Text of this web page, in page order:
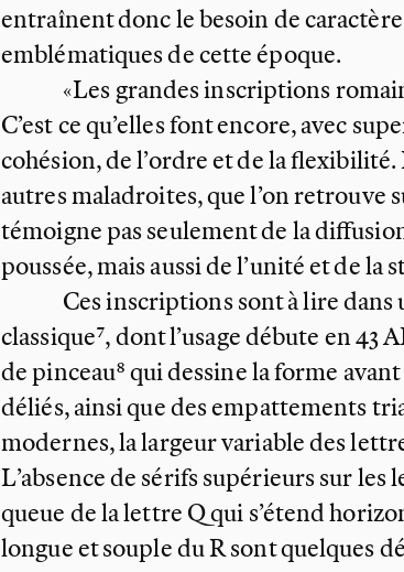
entraînent donc le besoin de
emblématiques de cette époque.
«Les grandes inscriptions
C’est ce qu’elles font encore, avec
cohésion, de l’ordre et de la
autres maladroites, que l’on retrouve
témoigne pas seulement de la
poussée, mais aussi de l’unité et de la
Ces inscriptions sont à lire
classique , dont l’usage débute en 43
de pinceau qui dessine la forme
déliés, ainsi que des empattements
modernes, la largeur variable des
L’absence de sérifs supérieurs sur les
queue de la lettre Q qui s’étend
longue et souple du R sont quelques